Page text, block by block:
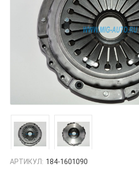
АРТИКУЛ: 184-1601090